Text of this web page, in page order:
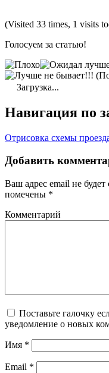
(Visited 33 times, 1 visits
Голосуем за статью!
Загрузка...
Навигация по
Отрисовка схемы
Добавить
Ваш адрес email не будет
помечены *
Комментарий
Поставьте галочку
уведомление о новых
Имя *
Email *